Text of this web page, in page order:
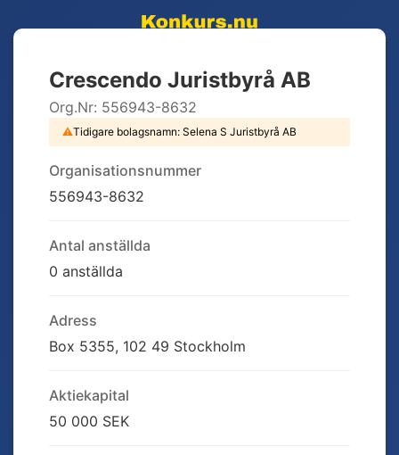
Crescendo Juristbyrå AB
Org.Nr: 556943-8632
⚠Tidigare bolagsnamn: Selena S Juristbyrå AB
Organisationsnummer
556943-8632
Antal anställda
0 anställda
Adress
Box 5355, 102 49 Stockholm
Aktiekapital
50 000 SEK